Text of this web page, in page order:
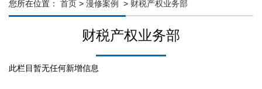
您所在位置： 首页 > 漫修案例 > 财税产权业务部
财税产权业务部
此栏目暂无任何新增信息